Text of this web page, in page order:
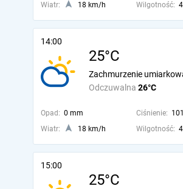
Wiatr:
18 km/h Wilgotność:
14:00
25°C
Odczuwalna 26°C
Zachmurzenie
Opad: 0 mm Ciśnienie:
Wiatr:
18 km/h Wilgotność:
15:00
25°C